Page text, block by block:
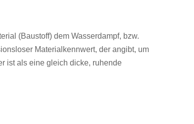
(Baustoff) dem Wasserdampf, bzw.
Materialkennwert, der angibt, um
ist als eine gleich dicke, ruhende